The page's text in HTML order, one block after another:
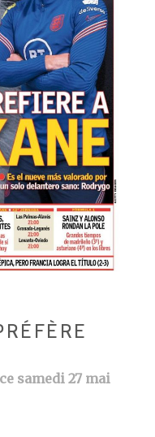
samedi 27 mai